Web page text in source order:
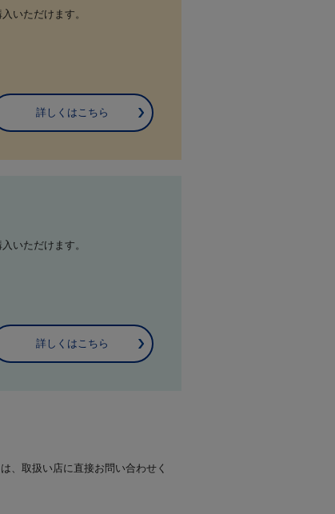
いただけます。
詳しくはこちら
いただけます。
詳しくはこちら
、取扱い店に直接お問い合わせく